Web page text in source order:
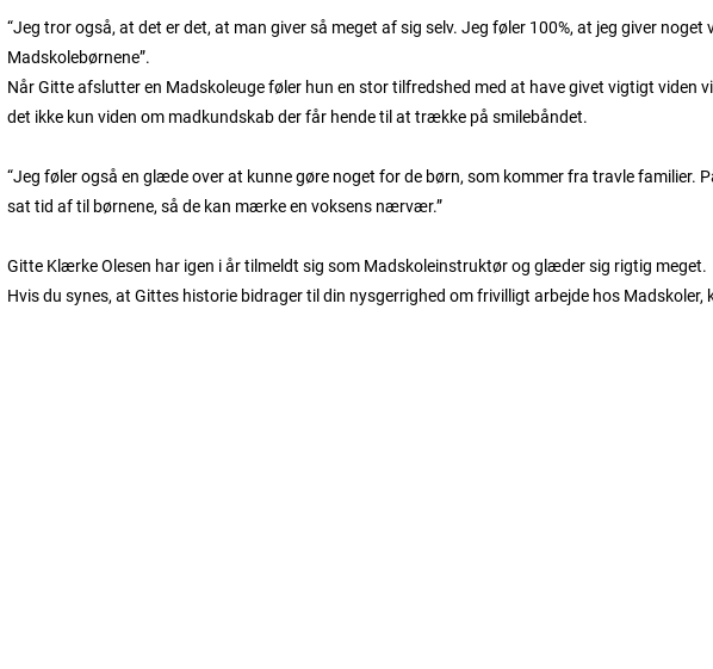
“Jeg tror også, at det er det, at man giver så meget af sig selv. Jeg føler 100%, at jeg giver noget
Madskolebørnene”.
Når Gitte afslutter en Madskoleuge føler hun en stor tilfredshed med at have givet vigtigt viden
det ikke kun viden om madkundskab der får hende til at trække på smilebåndet.
“Jeg føler også en glæde over at kunne gøre noget for de børn, som kommer fra travle familier.
sat tid af til børnene, så de kan mærke en voksens nærvær.”
Gitte Klærke Olesen har igen i år tilmeldt sig som Madskoleinstruktør og glæder sig rigtig meget.
Hvis du synes, at Gittes historie bidrager til din nysgerrighed om frivilligt arbejde hos Madskoler,